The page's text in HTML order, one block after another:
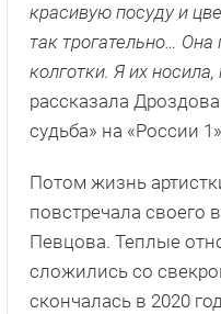
красивую посуду и
так трогательно…
колготки. Я их
рассказала
судьба» на «России
Потом жизнь
повстречала своего
Певцова. Теплые
сложились со
скончалась в 2020